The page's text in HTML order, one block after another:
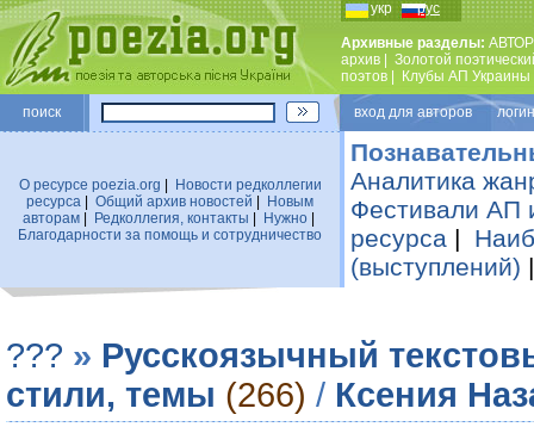
укр рус
Архивные разделы:
архив
Золотой
поэтов
Клубы АП Украины
поиск вход для авторов
О ресурсе poezia.org
Новости редколлегии
ресурса
Общий архив новостей
Новым
авторам| Редколлегия, контакты Нужно|
Благодарности за помощь и сотрудничество
Аналитика
Фестивали АП
ресурса |
(выступлений)
??? » Русскоязычный
стили, темы (266) / Ксения